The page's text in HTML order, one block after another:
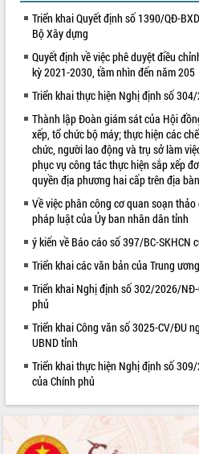
VIDEO
2026
Khám bệnh, cấp phát thuốc miễn phí
và tặng quà người dân xã Cư Pui
Hội nghị UBND tỉnh Đắk Lắk thường kỳ
tháng 7/2026
Lễ truy tặng danh hiệu “Bà Mẹ Việt
Lao động
UBND tỉnh Đắk Lắk triển khai nhiệm
Triển khai Quyết định số 1390/QĐ-
Bộ Xây dựng
Quyết định về việc phê duyệt điều
kỳ 2021-2030, tầm nhìn đến năm 205
Triển khai thực hiện Nghị định số
Thành lập Đoàn giám sát của Hội
xếp, tổ chức bộ máy; thực hiện các
chức, người lao động và trụ sở làm
phục vụ công tác thực hiện sắp xếp
quyền địa phương hai cấp trên địa
Về việc phân công cơ quan soạn
pháp luật của Ủy ban nhân dân tỉnh
ý kiến về Báo cáo số 397/BC-SKHCN
Triển khai các văn bản của Trung
Triển khai Nghị định số 302/2026/
phủ
Triển khai Công văn số 3025-CV/ĐU
UBND tỉnh
Triển khai thực hiện Nghị định số
của Chính phủ